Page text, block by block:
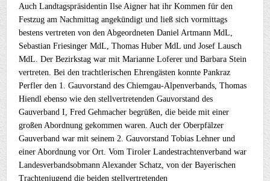
Auch Landtagspräsidentin Ilse Aigner hat ihr Kommen für den
Festzug am Nachmittag angekündigt und ließ sich vormittags
bestens vertreten von den Abgeordneten Daniel Artmann MdL,
Sebastian Friesinger MdL, Thomas Huber MdL und Josef Lausch
MdL. Der Bezirkstag war mit Marianne Loferer und Barbara Stein
vertreten. Bei den trachtlerischen Ehrengästen konnte Pankraz
Perfler den 1. Gauvorstand des Chiemgau-Alpenverbands, Thomas
Hiendl ebenso wie den stellvertretenden Gauvorstand des
Gauverband I, Fred Gehmacher begrüßen, die beide mit einer
großen Abordnung gekommen waren. Auch der Oberpfälzer
Gauverband war mit seinem 2. Gauvorstand Tobias Lehner und
einer Abordnung vor Ort. Vom Tiroler Landestrachtenverband war
Landesverbandsobmann Alexander Schatz, von der Bayerischen
Trachtenjugend die beiden stellvertretenden